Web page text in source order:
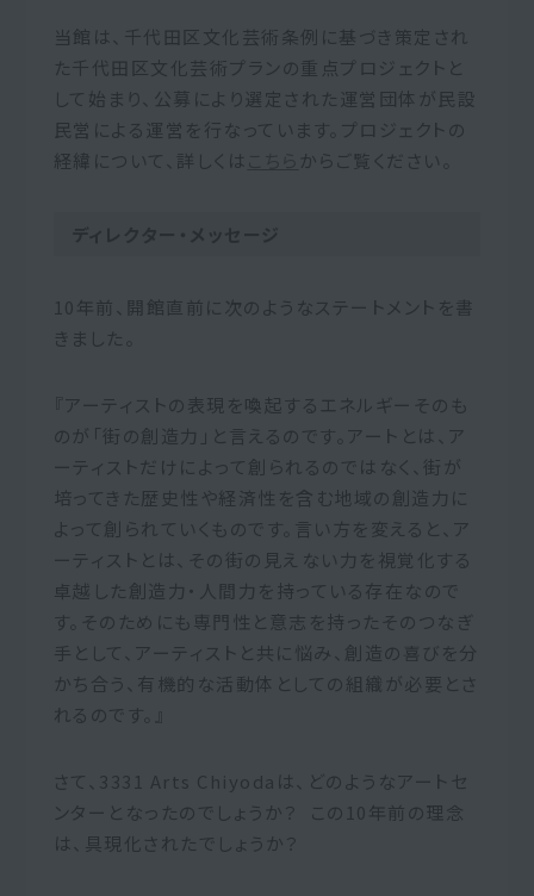
当館は、千代田区文化芸術条例に基づき策定され
た千代田区文化芸術プランの重点プロジェクトと
して始まり、公募により選定された運営団体が民設
民営による運営を行なっています。プロジェクトの
経緯について、詳しくは
からご覧ください。
10年前、開館直前に次のようなステートメントを書
きました。
『アーティストの表現を喚起するエネルギーそのも
のが「街の創造力」と言えるのです。アートとは、ア
ーティストだけによって創られるのではなく、街が
培ってきた歴史性や経済性を含む地域の創造力に
よって創られていくものです。言い方を変えると、ア
ーティストとは、その街の見えない力を視覚化する
卓越した創造力・人間力を持っている存在なので
す。そのためにも専門性と意志を持ったそのつなぎ
手として、アーティストと共に悩み、創造の喜びを分
かち合う、有機的な活動体としての組織が必要とさ
れるのです。』
さて、3331 Arts Chiyodaは、どのようなアートセ
ンターとなったのでしょうか？ この10年前の理念
は、具現化されたでしょうか？